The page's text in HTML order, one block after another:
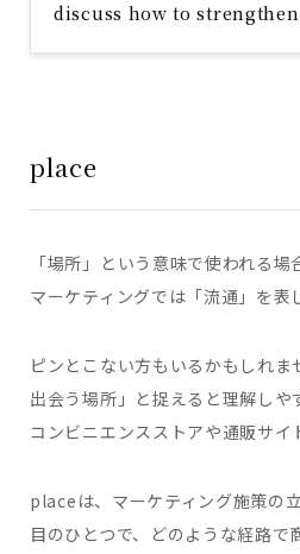
discuss how to
place
「場所」という意味で使われる
マーケティングでは「流通」を表
ピンとこない方もいるかもしれ
出会う場所」と捉えると理解しや
コンビニエンスストアや通販サイ
placeは、マーケティング施策の
目のひとつで、どのような経路で